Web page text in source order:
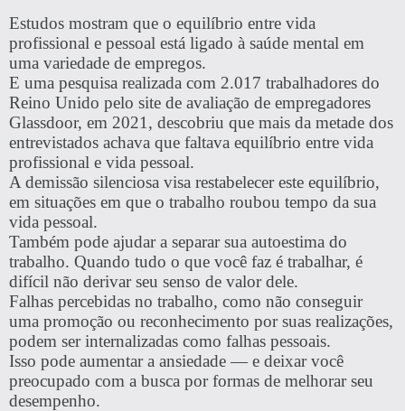
Estudos mostram que o equilíbrio entre vida
profissional e pessoal está ligado à saúde mental em
uma variedade de empregos.
E uma pesquisa realizada com 2.017 trabalhadores do
Reino Unido pelo site de avaliação de empregadores
Glassdoor, em 2021, descobriu que mais da metade dos
entrevistados achava que faltava equilíbrio entre vida
profissional e vida pessoal.
A demissão silenciosa visa restabelecer este equilíbrio,
em situações em que o trabalho roubou tempo da sua
vida pessoal.
Também pode ajudar a separar sua autoestima do
trabalho. Quando tudo o que você faz é trabalhar, é
difícil não derivar seu senso de valor dele.
Falhas percebidas no trabalho, como não conseguir
uma promoção ou reconhecimento por suas realizações,
podem ser internalizadas como falhas pessoais.
Isso pode aumentar a ansiedade — e deixar você
preocupado com a busca por formas de melhorar seu
desempenho.